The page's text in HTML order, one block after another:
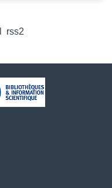
rss2